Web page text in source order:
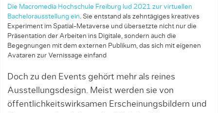
Die Macromedia Hochschule Freiburg lud 2021 zur virtuellen
Bachelor­ausstellung ein. Sie entstand als zehntägiges kreatives
Experiment im Spatial-Metaverse und übersetzte nicht nur die
Präsentation der Arbeiten ins Digitale, sondern auch die
Begegnungen mit dem externen Publikum, das sich mit eigenen
Avataren zur Vernissage einfand
Doch zu den Events gehört mehr als reines
Ausstellungsdesign. Meist werden sie von
öffentlichkeits­wirksamen Erscheinungsbildern und